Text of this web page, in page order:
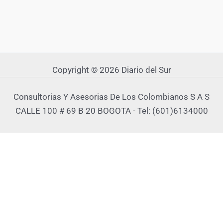
Copyright © 2026 Diario del Sur
Consultorias Y Asesorias De Los Colombianos S A S
CALLE 100 # 69 B 20 BOGOTA - Tel: (601)6134000